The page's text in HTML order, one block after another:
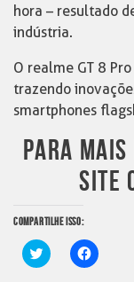
hora – resultado
indústria.
O realme GT 8
trazendo
smartphones
PARA MAIS
SITE
COMPARTILHE ISSO:
Clique
para
Clique
para